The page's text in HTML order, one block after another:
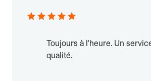
Toujours à l'heure. Un
qualité.